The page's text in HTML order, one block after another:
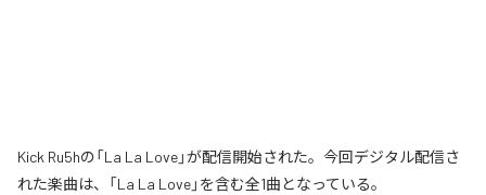
Kick Ru5hの「La La Love」が配信開始された。今回デジタル配信さ
れた楽曲は、「La La Love」を含む全1曲となっている。